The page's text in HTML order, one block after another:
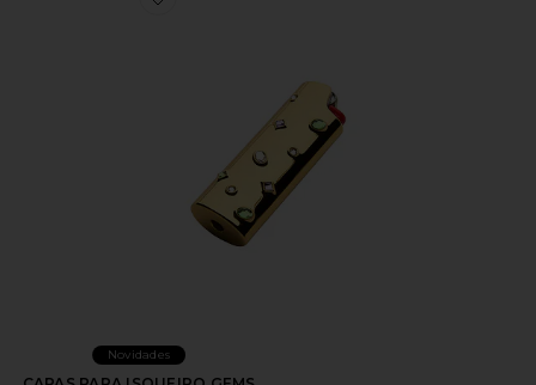
Favorite CAPAS PARA ISQUEIRO GEMS
Novidades